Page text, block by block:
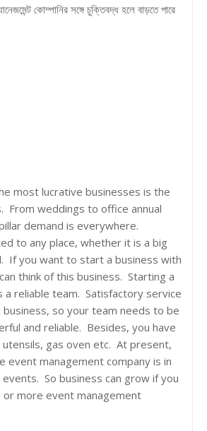
কোম্পানির সঙ্গে চুক্তিবদ্ধ হলে বাড়তে পারে
most lucrative businesses is the
From weddings to office annual
demand is everywhere.
to any place, whether it is a big
If you want to start a business with
think of this business. Starting a
a reliable team. Satisfactory service
so your team needs to be
and reliable. Besides, you have
gas oven etc. At present,
event management company is in
So business can grow if you
more event management